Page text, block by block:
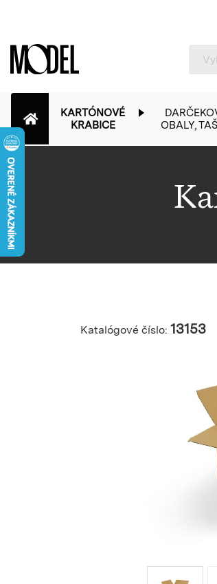
PackShop
KARTÓNOVÉ
KRABICE
OBALY,
Katalógové číslo: 13153